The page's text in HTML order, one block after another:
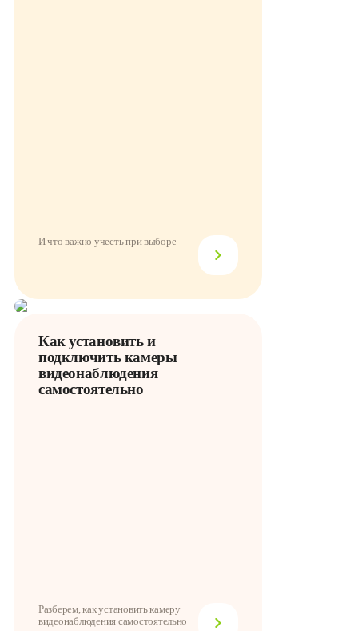
И что важно учесть при выборе
Как установить и
подключить камеры
видеонаблюдения
самостоятельно
Разберем, как установить камеру
видеонаблюдения самостоятельно